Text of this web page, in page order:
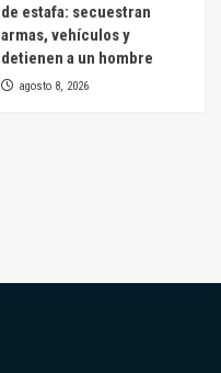
de estafa: secuestran
armas, vehículos y
detienen a un hombre
agosto 8, 2026